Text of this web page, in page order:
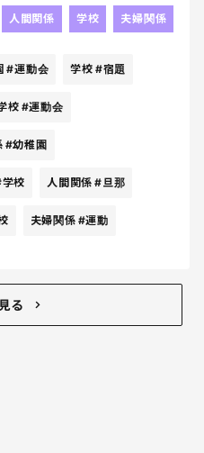
いし、何も気にせず、運
人間関係 学校 夫婦関係
#運動会 学校 #宿題
校 #運動会
#幼稚園
校 人間関係 #旦那
夫婦関係 #運動
る